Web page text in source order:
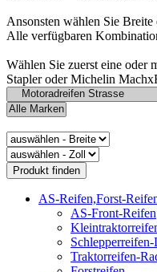
Ansonsten wählen Sie
Alle verfügbaren
Wählen Sie zuerst eine oder
Stapler oder Michelin
AS-Reifen,Forst-
AS-Front-Reifen
Traktorreifen-